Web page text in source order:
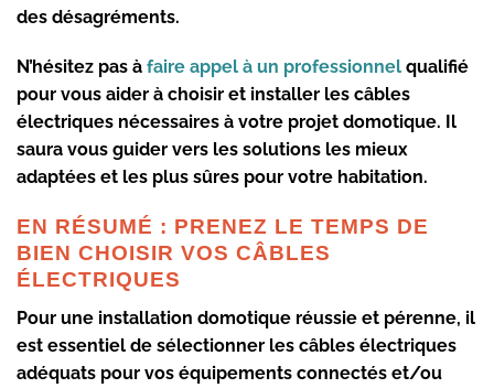
des désagréments.
N’hésitez pas à faire appel à un professionnel qualifié
pour vous aider à choisir et installer les câbles
électriques nécessaires à votre projet domotique. Il
saura vous guider vers les solutions les mieux
adaptées et les plus sûres pour votre habitation.
EN RÉSUMÉ : PRENEZ LE TEMPS DE
BIEN CHOISIR VOS CÂBLES
ÉLECTRIQUES
Pour une installation domotique réussie et pérenne, il
est essentiel de sélectionner les câbles électriques
adéquats pour vos équipements connectés et/ou